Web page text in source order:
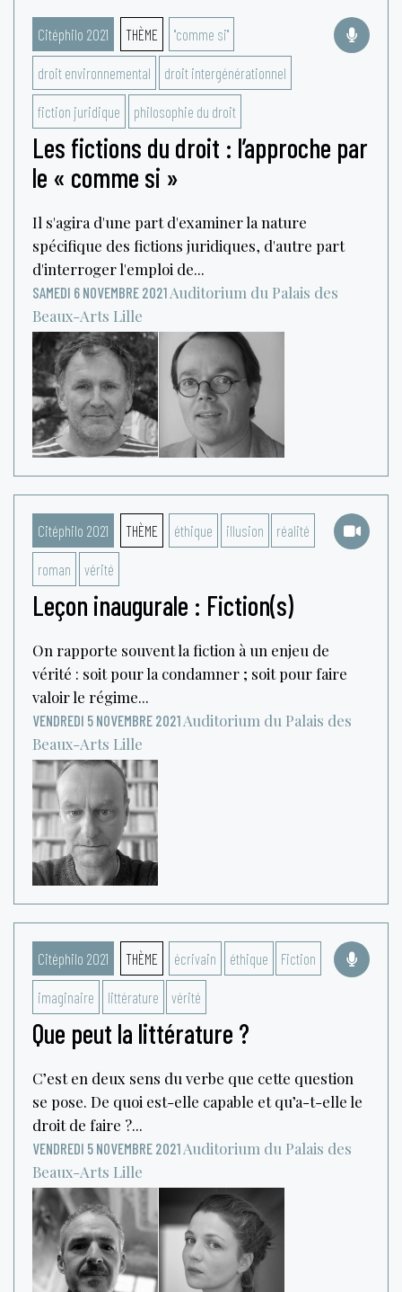
Citéphilo 2021 THÈME "comme si"
droit environnemental droit intergénérationnel
fiction juridique philosophie du droit
Les fictions du droit : l’approche par
le « comme si »
Il s'agira d'une part d'examiner la nature
spécifique des fictions juridiques, d'autre part
d'interroger l'emploi de...
SAMEDI 6 NOVEMBRE 2021 Auditorium du Palais des
Beaux-Arts Lille
Citéphilo 2021 THÈME éthique illusion réalité
roman vérité
Leçon inaugurale : Fiction(s)
On rapporte souvent la fiction à un enjeu de
vérité : soit pour la condamner ; soit pour faire
valoir le régime...
VENDREDI 5 NOVEMBRE 2021 Auditorium du Palais des
Beaux-Arts Lille
Citéphilo 2021 THÈME écrivain éthique Fiction
imaginaire littérature vérité
Que peut la littérature ?
C’est en deux sens du verbe que cette question
se pose. De quoi est-elle capable et qu’a-t-elle le
droit de faire ?...
VENDREDI 5 NOVEMBRE 2021 Auditorium du Palais des
Beaux-Arts Lille